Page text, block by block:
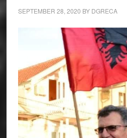
SEPTEMBER 28, 2020 BY DGRECA